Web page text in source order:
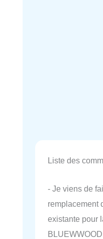
Liste des
- Je viens de
remplacement
existante pour